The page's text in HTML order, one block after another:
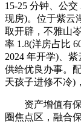
15-25 分钟、公
现房)。位于紫云
取开辟，不雅山
率 1.8(洋房占比
2024 年开学)、
供给优良办事。
天孩子进修不冷)
资产增值有保
圈焦点区，融合